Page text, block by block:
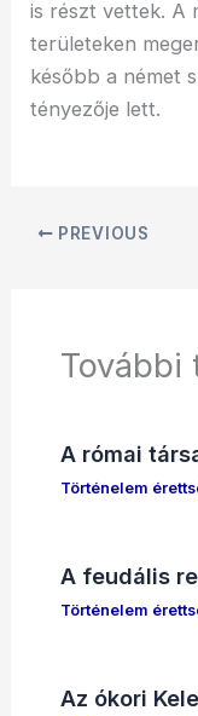
is részt vettek. A
területeken
később a német
tényezője lett.
PREVIOUS
További
A római
Történelem
A feudális
Történelem
Az ókori